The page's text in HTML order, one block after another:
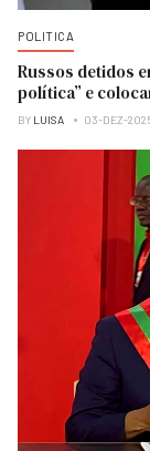
POLITICA
Russos detidos
política” e
BY LUISA 03-DEZ-